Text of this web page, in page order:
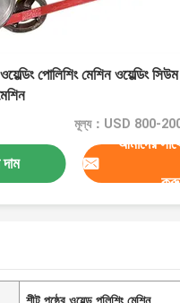
পোলিশিং মেশিন ওয়েল্ডিং সিউম
মূল্য：USD 800-
আমাদের
শীট পৃষ্ঠের ওয়েল্ড পলিশিং মেশিন,